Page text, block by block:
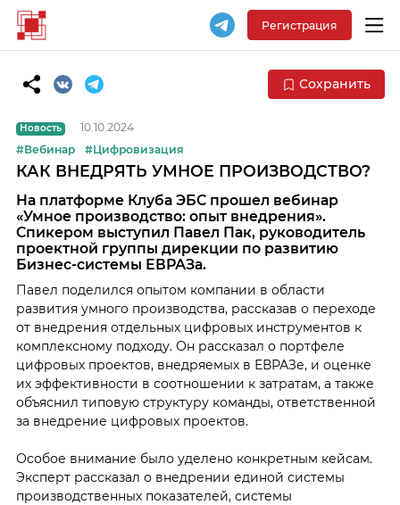
Регистрация
Сохранить
Новость
10.10.2024
#Вебинар
#Цифровизация
КАК ВНЕДРЯТЬ УМНОЕ ПРОИЗВОДСТВО?
На платформе Клуба ЭБС прошел вебинар
«Умное производство: опыт внедрения».
Спикером выступил Павел Пак, руководитель
проектной группы дирекции по развитию
Бизнес-системы ЕВРАЗа.
Павел поделился опытом компании в области
развития умного производства, рассказав о переходе
от внедрения отдельных цифровых инструментов к
комплексному подходу. Он рассказал о портфеле
цифровых проектов, внедряемых в ЕВРАЗе, и оценке
их эффективности в соотношении к затратам, а также
объяснил типовую структуру команды, ответственной
за внедрение цифровых проектов.
Особое внимание было уделено конкретным кейсам.
Эксперт рассказал о внедрении единой системы
производственных показателей, системы